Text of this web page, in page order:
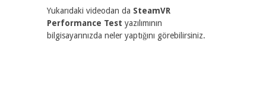
Yukarıdaki videodan da SteamVR
Performance Test yazılımının
bilgisayarınızda neler yaptığını görebilirsiniz.